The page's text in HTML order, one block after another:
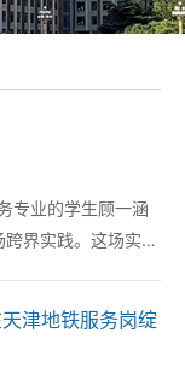
专业的学生顾一涵
界实践。这场实践
...
津地铁服务岗绽